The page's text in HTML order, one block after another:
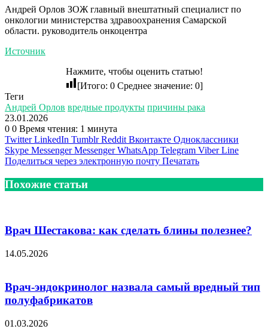
Андрей Орлов ЗОЖ главный внештатный специалист по
онкологии министерства здравоохранения Самарской
области. руководитель онкоцентра
Источник
Нажмите, чтобы оценить статью!
[Итого: 0 Среднее значение: 0]
Теги
Андрей Орлов вредные продукты причины рака
23.01.2026
0 0 Время чтения: 1 минута
Twitter LinkedIn Tumblr Reddit Вконтакте Одноклассники
Skype Messenger Messenger WhatsApp Telegram Viber Line
Поделиться через электронную почту Печатать
Похожие статьи
Врач Шестакова: как сделать блины полезнее?
14.05.2026
Врач-эндокринолог назвала самый вредный тип
полуфабрикатов
01.03.2026